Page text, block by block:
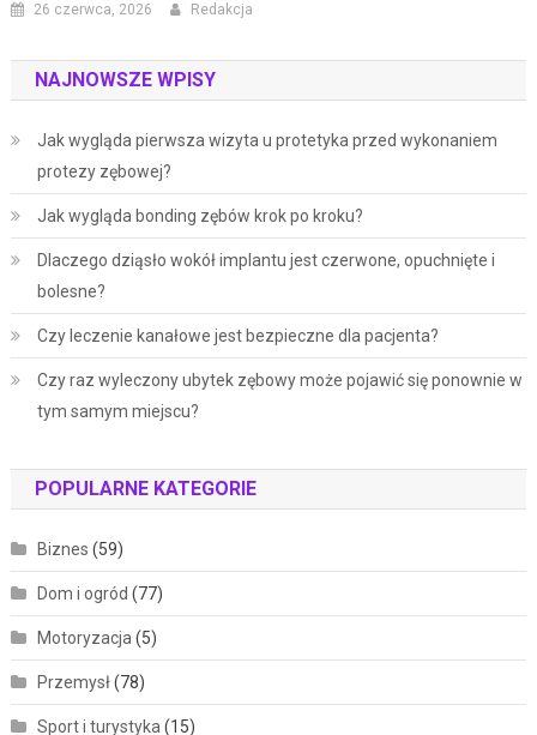
26 czerwca, 2026 Redakcja
NAJNOWSZE WPISY
Jak wygląda pierwsza wizyta u protetyka przed wykonaniem
protezy zębowej?
Jak wygląda bonding zębów krok po kroku?
Dlaczego dziąsło wokół implantu jest czerwone, opuchnięte i
bolesne?
Czy leczenie kanałowe jest bezpieczne dla pacjenta?
Czy raz wyleczony ubytek zębowy może pojawić się ponownie w
tym samym miejscu?
POPULARNE KATEGORIE
Biznes (59)
Dom i ogród (77)
Motoryzacja(5)
Przemysł(78)
Sport i turystyka(15)